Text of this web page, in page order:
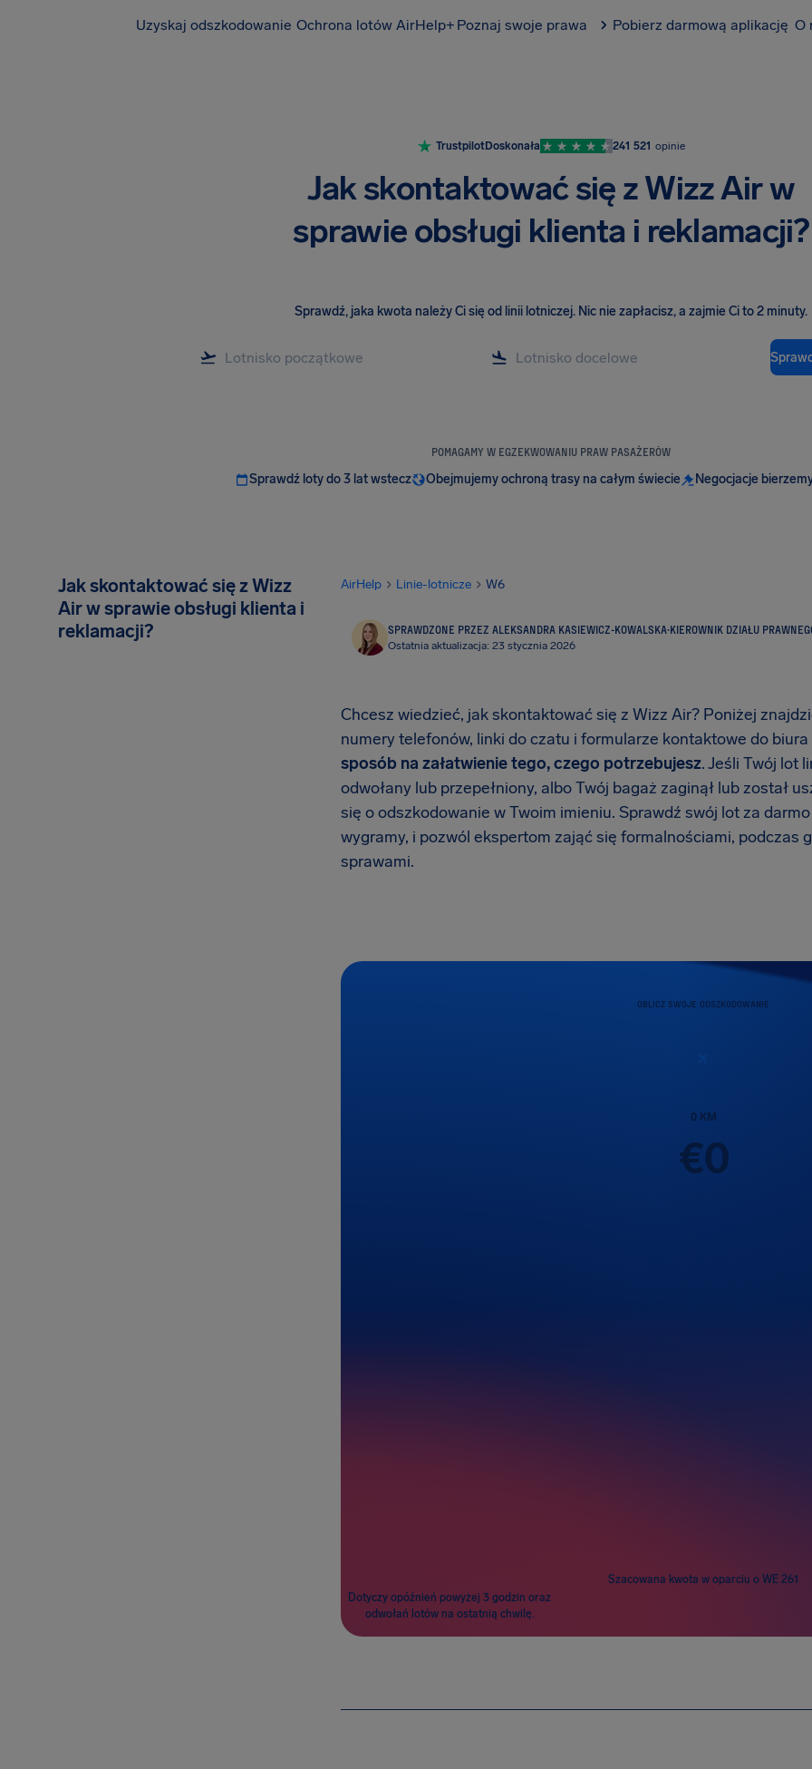
Uzyskaj odszkodowanie Ochrona lotów AirHelp+ Poznaj swoje prawa Pobierz darmową aplikację O
TrustpilotDoskonała 241 521 opinie
Jak skontaktować się z Wizz Air w
sprawie obsługi klienta i reklamacji?
Sprawdź, jaka kwota należy Ci się od linii lotniczej. Nic nie zapłacisz, a zajmie Ci to 2 minuty.
POMAGAMY W EGZEKWOWANIU PRAW PASAŻERÓW
Sprawdź loty do 3 lat wstecz Obejmujemy ochroną trasy na całym świecie Negocjacje
Jak skontaktować się z Wizz
Air w sprawie obsługi klienta i
reklamacji?
AirHelp Linie-lotnicze W6
SPRAWDZONE PRZEZ ALEKSANDRA KASIEWICZ-KOWALSKA·KIEROWNIK DZIAŁU
Ostatnia aktualizacja: 23 stycznia 2026
Chcesz wiedzieć, jak skontaktować się z Wizz Air? Poniżej
numery telefonów, linki do czatu i formularze kontaktowe do
sposób na załatwienie tego, czego potrzebujesz. Jeśli Twój lot
odwołany lub przepełniony, albo Twój bagaż zaginął lub został
się o odszkodowanie w Twoim imieniu. Sprawdź swój lot za
wygramy, i pozwól ekspertom zająć się formalnościami, podczas
sprawami.
OBLICZ SWOJE ODSZKODOWANIE
0KM
€0
Szacowana kwota w oparciu o WE 261
Dotyczy opóźnień powyżej 3 godzin oraz
odwołań lotów na ostatnią chwilę.